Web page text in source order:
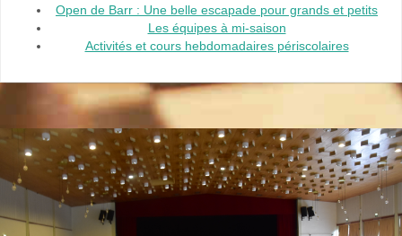
Open de Barr : Une belle escapade pour grands et petits
Les équipes à mi-saison
Activités et cours hebdomadaires périscolaires